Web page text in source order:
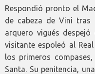
Respondió pronto el
de cabeza de Vini
arquero vigués
visitante espoleó al
los primeros
Santa. Su penitencia,